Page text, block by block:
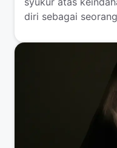
diri sebagai